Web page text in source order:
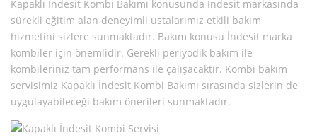
Kapaklı İndesit Kombi Bakımı konusunda İndesit markasında
sürekli eğitim alan deneyimli ustalarımız etkili bakım
hizmetini sizlere sunmaktadır. Bakım konusu İndesit marka
kombiler için önemlidir. Gerekli periyodik bakım ile
kombileriniz tam performans ile çalışacaktır. Kombi bakım
servisimiz Kapaklı İndesit Kombi Bakımı sırasında sizlerin de
uygulayabileceği bakım önerileri sunmaktadır.